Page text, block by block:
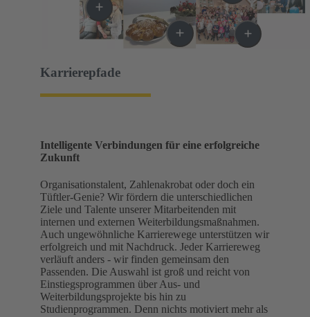
Karrierepfade
Intelligente Verbindungen für eine erfolgreiche
Zukunft
Organisationstalent, Zahlenakrobat oder doch ein
Tüftler-Genie? Wir fördern die unterschiedlichen
Ziele und Talente unserer Mitarbeitenden mit
internen und externen Weiterbildungsmaßnahmen.
Auch ungewöhnliche Karrierewege unterstützen wir
erfolgreich und mit Nachdruck. Jeder Karriereweg
verläuft anders - wir finden gemeinsam den
Passenden. Die Auswahl ist groß und reicht von
Einstiegsprogrammen über Aus- und
Weiterbildungsprojekte bis hin zu
Studienprogrammen. Denn nichts motiviert mehr als